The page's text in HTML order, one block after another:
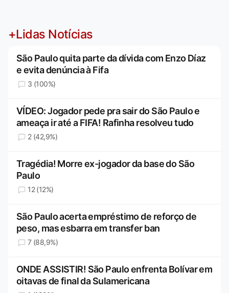
+Lidas Notícias
São Paulo quita parte da dívida com Enzo Díaz
e evita denúncia à Fifa
3 (100%)
VÍDEO: Jogador pede pra sair do São Paulo e
ameaça ir até a FIFA! Rafinha resolveu tudo
2 (42,9%)
Tragédia! Morre ex-jogador da base do São
Paulo
12 (12%)
São Paulo acerta empréstimo de reforço de
peso, mas esbarra em transfer ban
7 (88,9%)
ONDE ASSISTIR! São Paulo enfrenta Bolívar em
oitavas de final da Sulamericana